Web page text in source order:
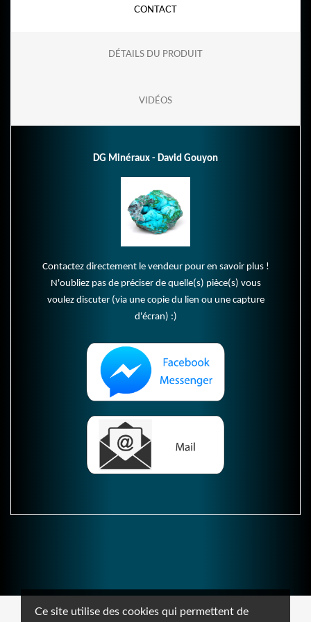
Ce site utilise des cookies qui permettent de
CONTACT
DÉTAILS DU PRODUIT
VIDÉOS
DG Minéraux - David Gouyon
Contactez directement le vendeur pour en savoir plus !
N'oubliez pas de préciser de quelle(s) pièce(s) vous
voulez discuter (via une copie du lien ou une capture
d'écran) :)